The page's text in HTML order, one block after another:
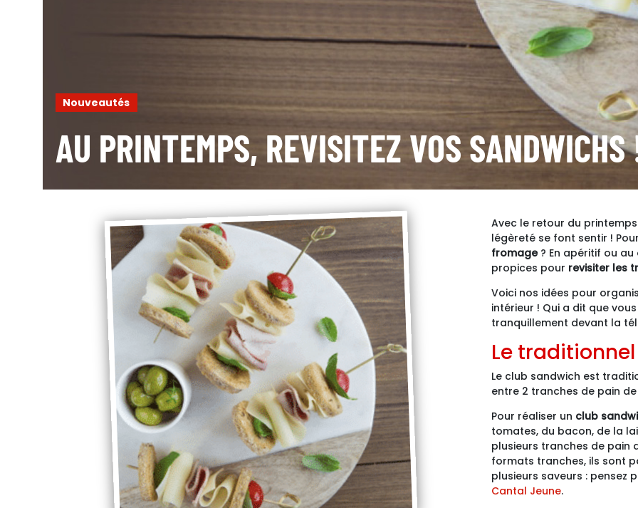
Nouveautés
AU PRINTEMPS, REVISITEZ VOS SANDWICHS
Avec le retour du
légèreté se font sentir !
fromage? En apéritif ou au
propices pour revisiter les
Voici nos idées pour
intérieur ! Qui a dit que
tranquillement devant la
Le
Le club sandwich est
entre 2 tranches de pain
Pour réaliser un club
tomates, du bacon, de la
plusieurs tranches de pain
formats tranches, ils sont
plusieurs saveurs : pensez
Cantal Jeune.